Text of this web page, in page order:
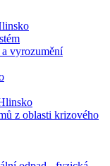
vyrozumění
z oblasti krizového